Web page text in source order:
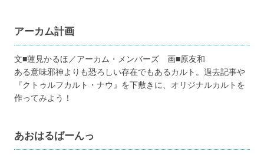
アーカム計画
文■蓮見かるほ／アーカム・メンバーズ 画■原友和
ある意味邪神よりも恐ろしい存在でもあるカルト。過去記事や
『クトゥルフカルト・ナウ』を下敷きに、オリジナルカルトを
作ってみよう！
あおはるばーんっ